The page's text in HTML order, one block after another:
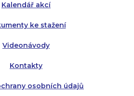
Kalendář akcí
ke stažení
Videonávody
Kontakty
osobních údajů